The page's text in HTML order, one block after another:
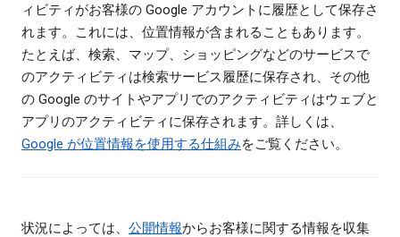
ィビティがお客様の Google アカウントに履歴として保存さ
れます。これには、位置情報が含まれることもあります。
たとえば、検索、マップ、ショッピングなどのサービスで
のアクティビティは検索サービス履歴に保存され、その他
の Google のサイトやアプリでのアクティビティはウェブと
アプリのアクティビティに保存されます。詳しくは、
Google が位置情報を使用する仕組みをご覧ください。
状況によっては、 公開情報からお客様に関する情報を収集